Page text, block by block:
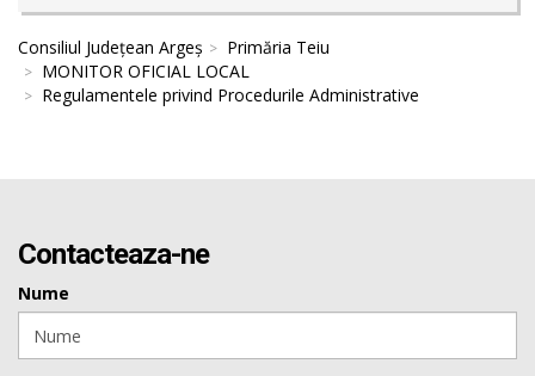
Consiliul Județean Argeș
Primăria Teiu
MONITOR OFICIAL LOCAL
Regulamentele privind Procedurile Administrative
Contacteaza-ne
Nume